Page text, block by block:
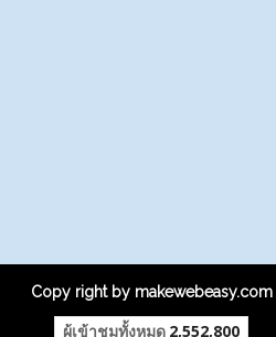
Copy right by makewebeasy.com
ผู้เข้าชมทั้งหมด 2,552,800